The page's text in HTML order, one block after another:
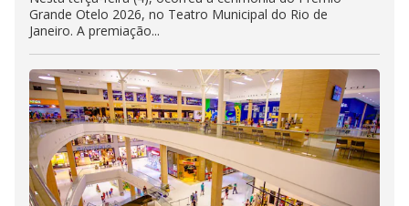
Grande Otelo 2026, no Teatro Municipal do Rio de
Janeiro. A premiação...